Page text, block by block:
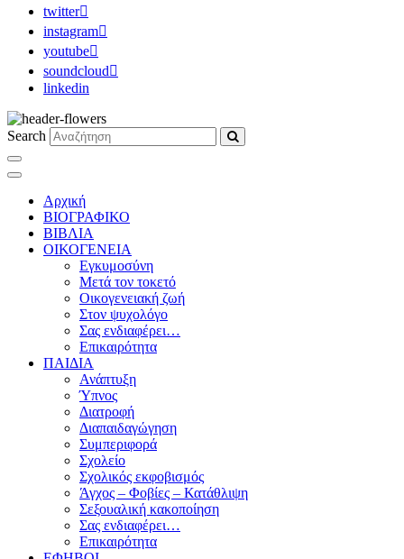
twitter
instagram
youtube
soundcloud
linkedin
Search
Αρχική
ΒΙΟΓΡΑΦΙΚΟ
ΒΙΒΛΙΑ
ΟΙΚΟΓΕΝΕΙΑ
Εγκυμοσύνη
Μετά τον τοκετό
Οικογενειακή ζωή
Στον ψυχολόγο
Σας ενδιαφέρει…
Επικαιρότητα
ΠΑΙΔΙΑ
Ανάπτυξη
Ύπνος
Διατροφή
Διαπαιδαγώγηση
Συμπεριφορά
Σχολείο
Σχολικός εκφοβισμός
Άγχος – Φοβίες – Κατάθλιψη
Σεξουαλική κακοποίηση
Σας ενδιαφέρει…
Επικαιρότητα